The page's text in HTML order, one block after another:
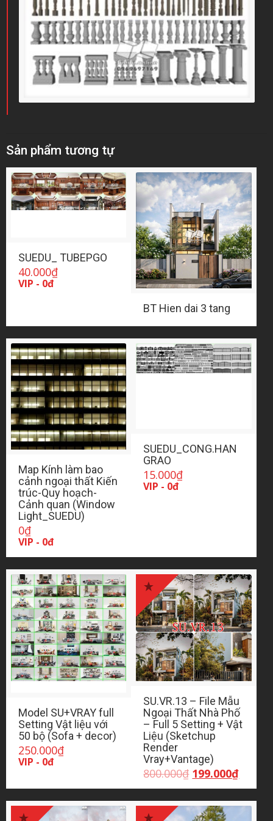
Sản phẩm tương tự
SUEDU_ TUBEPGO
40.000₫
VIP - 0đ
BT Hien dai 3 tang
Map Kính làm bao
cảnh ngoại thất Kiến
trúc-Quy hoạch-
Cảnh quan (Window
Light_SUEDU)
0₫
VIP - 0đ
SUEDU_CONG.HAN
GRAO
15.000₫
VIP - 0đ
Model SU+VRAY full
Setting Vật liệu với
50 bộ (Sofa + decor)
250.000₫
VIP - 0đ
SU.VR.13 – File Mẫu
Ngoại Thất Nhà Phố
– Full 5 Setting + Vật
Liệu (Sketchup
Render
Vray+Vantage)
800.000₫ Giá
800.000₫.
199.000₫Giá
là: